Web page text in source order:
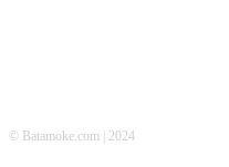
© Batamoke.com | 2024